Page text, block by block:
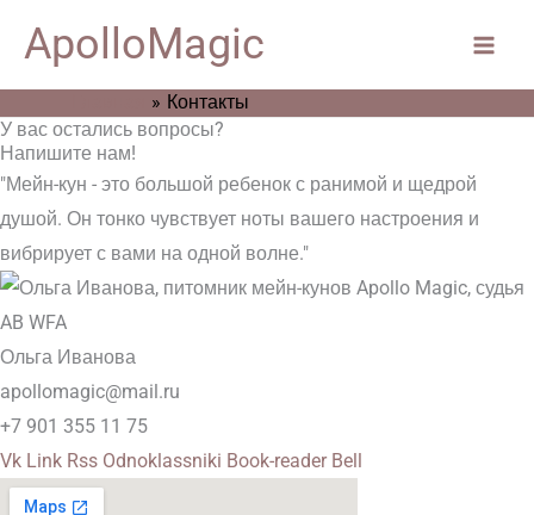
содержимому
ApolloMagic
Контакты
У вас остались вопросы?
Напишите нам!
"Мейн-кун - это большой ребенок с ранимой и щедрой
душой. Он тонко чувствует ноты вашего настроения и
вибрирует с вами на одной волне."
Ольга Иванова
apollomagic@mail.ru
+7 901 355 11 75
Vk Link Rss Odnoklassniki Book-reader Bell